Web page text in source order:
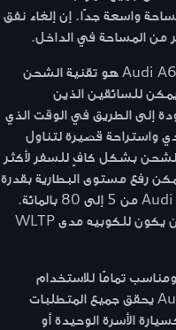
واسعة جدًا. إن إلغاء نفق
من المساحة في الداخل.
قلب تقنية القيادة في مفهوم Audi A6 e-tron هو تقنية الشحن
يمكن للسائقين الذين
إلى الطريق في الوقت الذي
واستراحة قصيرة لتناول
بشكل كافٍ للسفر لأكثر
من 25 دقيقة، يمكن رفع مستوى البطارية بقدرة
100 كيلوواط في مفهوم Audi A6 e-tron من 5 إلى 80 بالمائة.
اعتمادًا على نوع القيادة والقوة، يمكن أن يكون للكوبيه مدى WLTP
تمامًا للاستخدام
اليومي. لذا فإن مفهوم Audi A6 e-tron يحقق جميع المتطلبات
الأسرة الوحيدة أو